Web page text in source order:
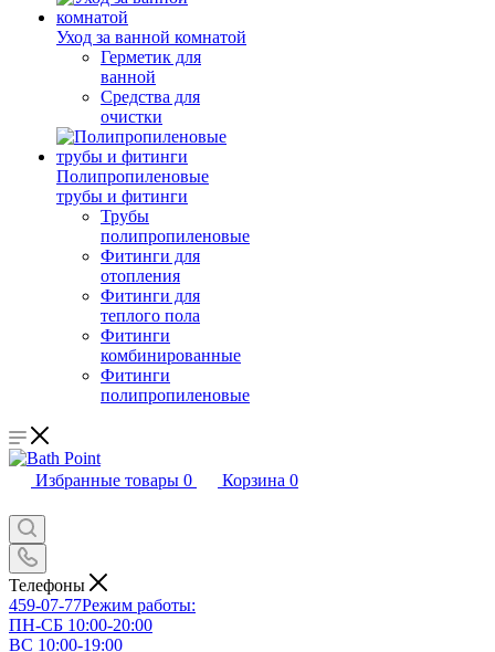
Уход за ванной комнатой
Герметик для
ванной
Средства для
очистки
Полипропиленовые
трубы и фитинги
Трубы
полипропиленовые
Фитинги для
отопления
Фитинги для
теплого пола
Фитинги
комбинированные
Фитинги
полипропиленовые
Избранные товары 0 Корзина 0
Телефоны
459-07-77Режим работы:
ПН-СБ 10:00-20:00
ВС 10:00-19:00